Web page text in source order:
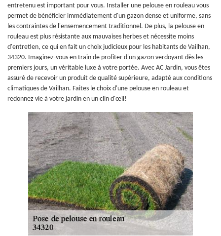
entretenu est important pour vous. Installer une pelouse en rouleau vous
permet de bénéficier immédiatement d'un gazon dense et uniforme, sans
les contraintes de l'ensemencement traditionnel. De plus, la pelouse en
rouleau est plus résistante aux mauvaises herbes et nécessite moins
d'entretien, ce qui en fait un choix judicieux pour les habitants de Vailhan,
34320. Imaginez-vous en train de profiter d'un gazon verdoyant dès les
premiers jours, un véritable luxe à votre portée. Avec AC Jardin, vous êtes
assuré de recevoir un produit de qualité supérieure, adapté aux conditions
climatiques de Vailhan. Faites le choix d'une pelouse en rouleau et
redonnez vie à votre jardin en un clin d'œil!